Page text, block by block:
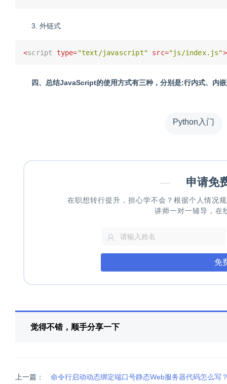
3. 外链式
<script type="text/javascript" src="js/index.js">
四、总结JavaScript的使用方式有三种，分别是:行内式、内
Python入门
— 申请免
在职想转行提升，担心学不会？根据个人情况
讲师一对一辅导，在
免
觉得不错，顺手分享一下
上一篇： 命令行启动动态绑定端口号静态Web服务器代码怎么写